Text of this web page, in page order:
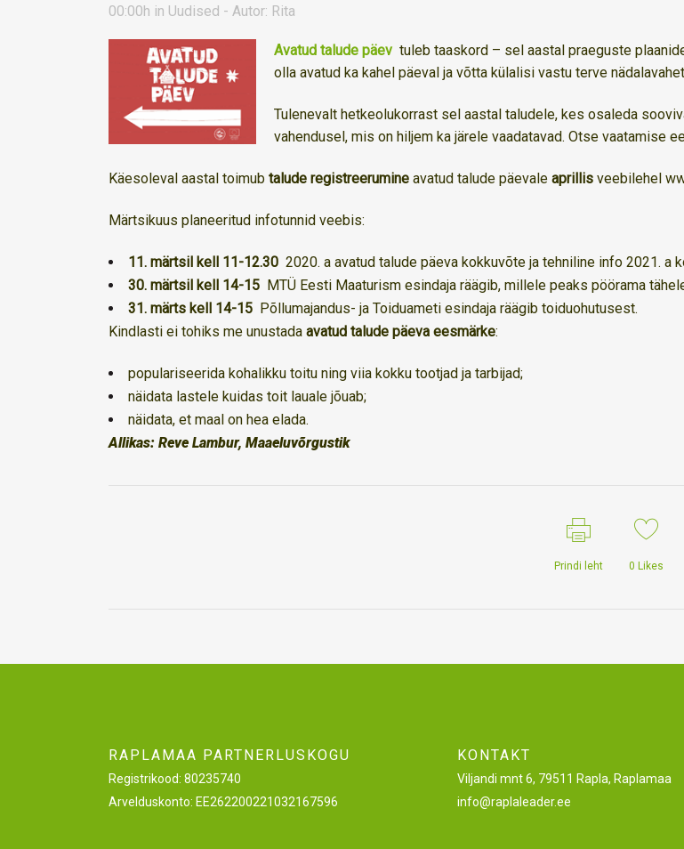
00:00h in Uudised - Autor: Rita
Avatud talude päev tuleb taaskord – sel aastal praeguste
olla avatud ka kahel päeval ja võtta külalisi vastu terve
Tulenevalt hetkeolukorrast sel aastal taludele, kes osaleda
vahendusel, mis on hiljem ka järele vaadatavad. Otse vaatamise
Käesoleval aastal toimub talude registreerumine avatud talude päevale aprillis veebilehel
Märtsikuus planeeritud infotunnid veebis:
11. märtsil kell 11-12.30 2020. a avatud talude päeva kokkuvõte ja tehniline info 2021. a
30. märtsil kell 14-15 MTÜ Eesti Maaturism esindaja räägib, millele peaks pöörama
31. märts kell 14-15 Põllumajandus- ja Toiduameti esindaja räägib toiduohutusest.
Kindlasti ei tohiks me unustada avatud talude päeva eesmärke:
populariseerida kohalikku toitu ning viia kokku tootjad ja tarbijad;
näidata lastele kuidas toit lauale jõuab;
näidata, et maal on hea elada.
Allikas: Reve Lambur, Maaeluvõrgustik
Prindi leht 0 Likes
RAPLAMAA PARTNERLUSKOGU
Registrikood: 80235740
Arvelduskonto: EE262200221032167596
KONTAKT
Viljandi mnt 6, 79511 Rapla, Raplamaa
info@raplaleader.ee